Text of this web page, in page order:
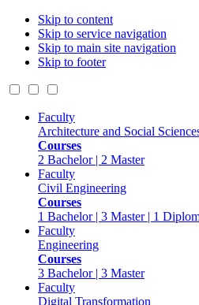
Skip to content
Skip to service navigation
Skip to main site navigation
Skip to footer
Faculty
Architecture and Social
Courses
2 Bachelor | 2 Master
Faculty
Civil Engineering
Courses
1 Bachelor | 3 Master | 1
Faculty
Engineering
Courses
3 Bachelor | 3 Master
Faculty
Digital Transformation